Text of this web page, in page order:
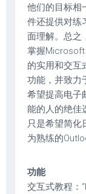
他们的目标相
件还提供对练
面理解。总之
掌握Microsoft
的实用和交互
功能，并致力
希望提高电子
能的人的绝佳
只是希望简化
为熟练的
功能
交互式教程：